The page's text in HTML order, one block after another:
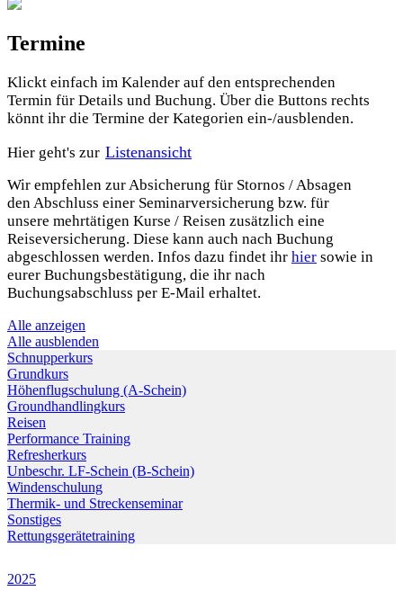
Termine
Klickt einfach im Kalender auf den entsprechenden
Termin für Details und Buchung. Über die Buttons rechts
könnt ihr die Termine der Kategorien ein-/ausblenden.
Hier geht's zur Listenansicht
Wir empfehlen zur Absicherung für Stornos / Absagen
den Abschluss einer Seminarversicherung bzw. für
unsere mehrtätigen Kurse / Reisen zusätzlich eine
Reiseversicherung. Diese kann auch nach Buchung
abgeschlossen werden. Infos dazu findet ihr hier sowie in
eurer Buchungsbestätigung, die ihr nach
Buchungsabschluss per E-Mail erhaltet.
Alle anzeigen
Alle ausblenden
Schnupperkurs
Grundkurs
Höhenflugschulung (A-Schein)
Groundhandlingkurs
Reisen
Performance Training
Refresherkurs
Unbeschr. LF-Schein (B-Schein)
Windenschulung
Thermik- und Streckenseminar
Sonstiges
Rettungsgerätetraining
2025